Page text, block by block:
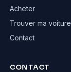
Acheter
Trouver ma voiture
Contact
CONTACT